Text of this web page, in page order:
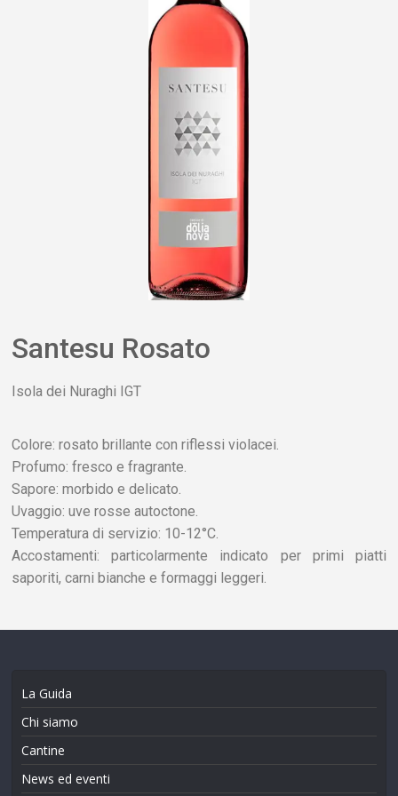
Santesu Rosato
Isola dei Nuraghi IGT
Colore: rosato brillante con riflessi violacei.
Profumo: fresco e fragrante.
Sapore: morbido e delicato.
Uvaggio: uve rosse autoctone.
Temperatura di servizio: 10-12°C.
Accostamenti: particolarmente indicato per primi piatti
saporiti, carni bianche e formaggi leggeri.
La Guida
Chi siamo
Cantine
News ed eventi